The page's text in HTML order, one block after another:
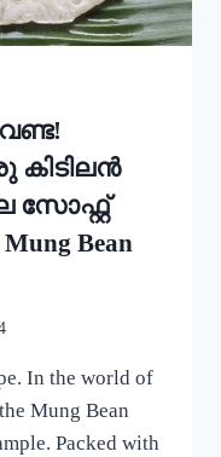
സോഫ്റ്റ്
Bean
In the world of
Mung Bean
Packed with